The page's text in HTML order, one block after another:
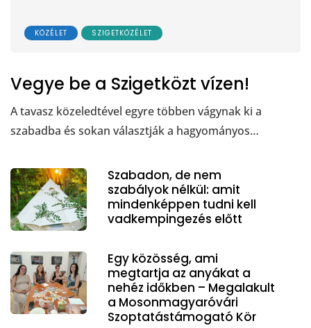
KÖZÉLET SZIGETKÖZÉLET
Vegye be a Szigetközt vízen!
A tavasz közeledtével egyre többen vágynak ki a
szabadba és sokan választják a hagyományos…
Szabadon, de nem
szabályok nélkül: amit
mindenképpen tudni kell
vadkempingezés előtt
Egy közösség, ami
megtartja az anyákat a
nehéz időkben – Megalakult
a Mosonmagyaróvári
Szoptatástámogató Kör